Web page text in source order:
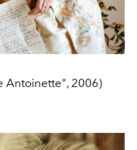
Antoinette", 2006)